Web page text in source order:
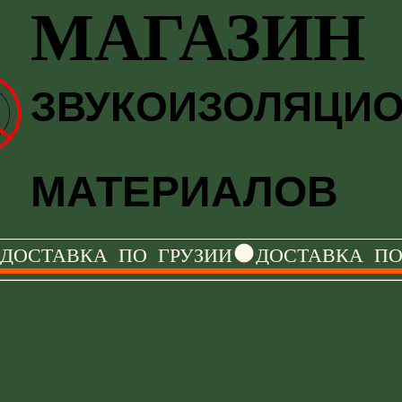
МАГАЗИН
МАГАЗИН
МАТЕРИАЛОВ
МАТЕРИАЛОВ
ДОСТАВКА   ПО   ГРУЗИИ